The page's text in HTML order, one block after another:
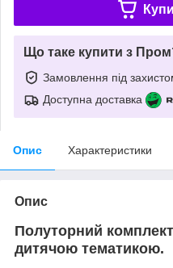
Що таке купити з
Замовлення під
Доступна доставка
Опис Характеристики
Опис
Полуторний комплект
дитячою тематикою.